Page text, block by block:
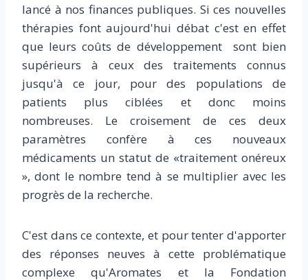
lancé à nos finances publiques. Si ces nouvelles
thérapies font aujourd'hui débat c'est en effet
que leurs coûts de développement sont bien
supérieurs à ceux des traitements connus
jusqu'à ce jour, pour des populations de
patients plus ciblées et donc moins
nombreuses. Le croisement de ces deux
paramètres confère à ces nouveaux
médicaments un statut de «traitement onéreux
», dont le nombre tend à se multiplier avec les
progrès de la recherche.
C'est dans ce contexte, et pour tenter d'apporter
des réponses neuves à cette problématique
complexe qu'Aromates et la Fondation